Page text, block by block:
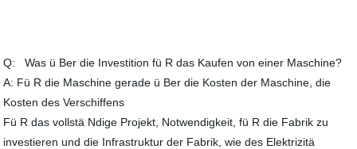
Q: Was ü Ber die Investition fü R das Kaufen von einer Maschine?
A: Fü R die Maschine gerade ü Ber die Kosten der Maschine, die
Kosten des Verschiffens
Fü R das vollstä Ndige Projekt, Notwendigkeit, fü R die Fabrik zu
investieren und die Infrastruktur der Fabrik, wie des Elektrizitä